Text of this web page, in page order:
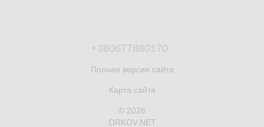
+380677880170
Полная версия сайта
Карта сайта
© 2026
ORKOV.NET